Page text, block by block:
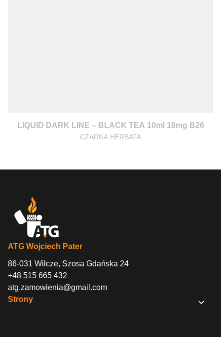
LIQUID DARK LINE – BLACK TEA 10ml 18mg B26
CZARNA HERBATA
ATG Wojciech Pater
86-031 Wilcze, Szosa Gdańska 24
+48 515 665 432
atg.zamowienia@gmail.com
Strony